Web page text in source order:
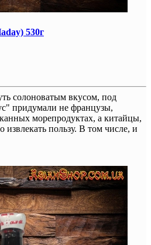
530г
солоноватым вкусом, под
придумали не французы,
морепродуктах, а китайцы,
извлекать пользу. В том числе, и